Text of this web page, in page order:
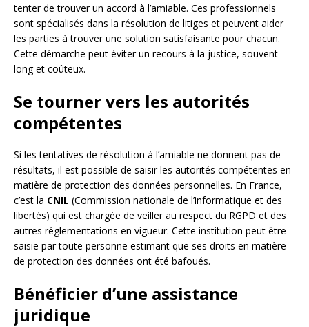
tenter de trouver un accord à l’amiable. Ces professionnels
sont spécialisés dans la résolution de litiges et peuvent aider
les parties à trouver une solution satisfaisante pour chacun.
Cette démarche peut éviter un recours à la justice, souvent
long et coûteux.
Se tourner vers les autorités
compétentes
Si les tentatives de résolution à l’amiable ne donnent pas de
résultats, il est possible de saisir les autorités compétentes en
matière de protection des données personnelles. En France,
c’est la CNIL (Commission nationale de l’informatique et des
libertés) qui est chargée de veiller au respect du RGPD et des
autres réglementations en vigueur. Cette institution peut être
saisie par toute personne estimant que ses droits en matière
de protection des données ont été bafoués.
Bénéficier d’une assistance
juridique